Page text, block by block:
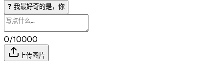
❓ 我最好奇的是，你
0/10000
上传图片